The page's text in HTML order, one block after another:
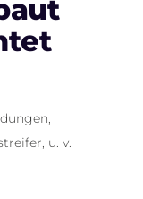
u. v.